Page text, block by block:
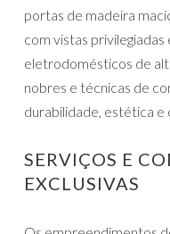
portas de madeira
com vistas privilegiadas
eletrodomésticos de
nobres e técnicas de
durabilidade, estética e
SERVIÇOS E
EXCLUSIVAS